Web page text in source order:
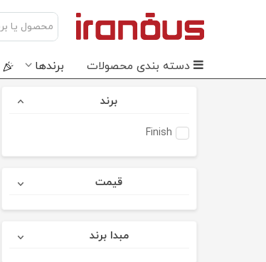
دسته بندی محصولات برندها
برند
Finish
قیمت
مبدا برند